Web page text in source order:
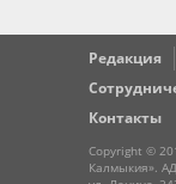
Редакция
Контакты
Copyright ©
Калмыкия».